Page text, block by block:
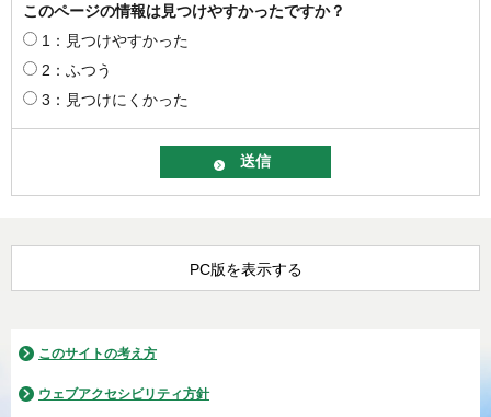
このページの情報は見つけやすかったですか？
1：見つけやすかった
2：ふつう
3：見つけにくかった
PC版を表示する
このサイトの考え方
ウェブアクセシビリティ方針